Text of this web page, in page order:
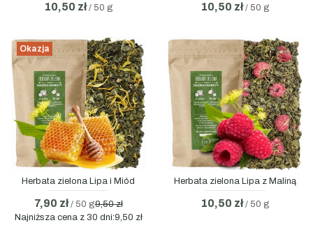
10,50 zł/ 50 g 10,50 zł/ 50 g
Okazja
Herbata zielona Lipa i Miód
7,90 zł/ 50 g9,50 zł
Najniższa cena z 30 dni:9,50 zł
Herbata zielona Lipa z Maliną
10,50 zł/ 50 g